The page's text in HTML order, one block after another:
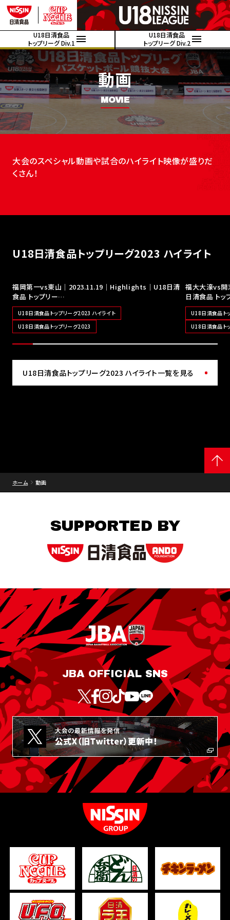
U18日清食品
トップリーグ Div.1
U18日清食品
トップリーグ Div.2
動画
MOVIE
大会のスペシャル動画や試合のハイライト映像が盛りだ
くさん！
U18日清食品トップリーグ2023 ハイライト
福岡第一vs東山｜2023.11.19｜Highlights｜U18日清
食品 トップリー…
U18日清食品トップリーグ2023 ハイライト
U18日清食品トップリーグ2023
福大大濠vs
日清食品 ト
U18日清食品ト
U18日清食品ト
U18日清食品トップリーグ2023 ハイライト一覧を見る
ホーム 動画
SUPPORTED BY
JBA OFFICIAL SNS